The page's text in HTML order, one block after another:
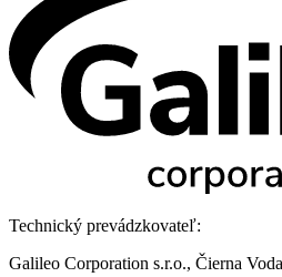
Technický prevádzkovateľ:
Galileo Corporation s.r.o., Čierna